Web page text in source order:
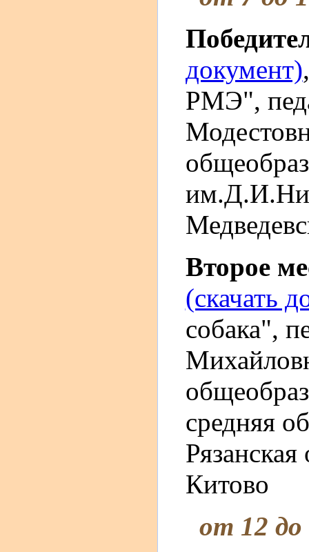
документ)
РМЭ",
Второе
(скачать
собака",
средняя
Китово
от 12 до